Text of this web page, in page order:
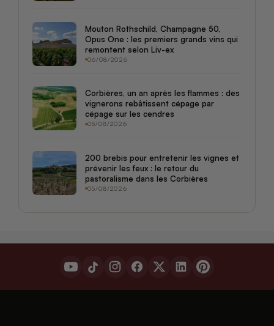
Mouton Rothschild, Champagne 50,
Opus One : les premiers grands vins qui
remontent selon Liv-ex
06/08/2026
Corbières, un an après les flammes : des
vignerons rebâtissent cépage par
cépage sur les cendres
05/08/2026
200 brebis pour entretenir les vignes et
prévenir les feux : le retour du
pastoralisme dans les Corbières
05/08/2026